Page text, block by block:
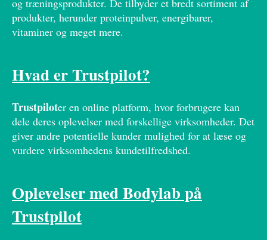
og træningsprodukter. De tilbyder et bredt sortiment af
produkter, herunder proteinpulver, energibarer,
vitaminer og meget mere.
Hvad er Trustpilot?
Trustpiloter en online platform, hvor forbrugere kan
dele deres oplevelser med forskellige virksomheder. Det
giver andre potentielle kunder mulighed for at læse og
vurdere virksomhedens kundetilfredshed.
Oplevelser med Bodylab på
Trustpilot